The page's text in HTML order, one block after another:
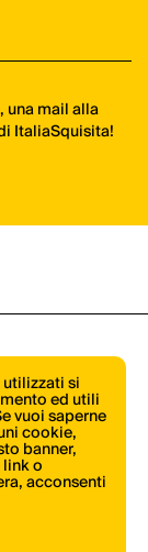
mail alla
ItaliaSquisita!
si
ed utili
vuoi saperne
cookie,
banner,
o
acconsenti